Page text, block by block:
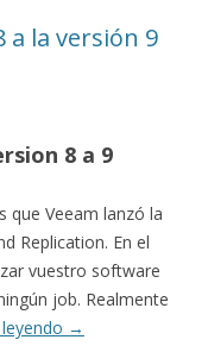
a la versión 9
8 a 9
que Veeam lanzó la
Replication. En el
vuestro software
job. Realmente
→